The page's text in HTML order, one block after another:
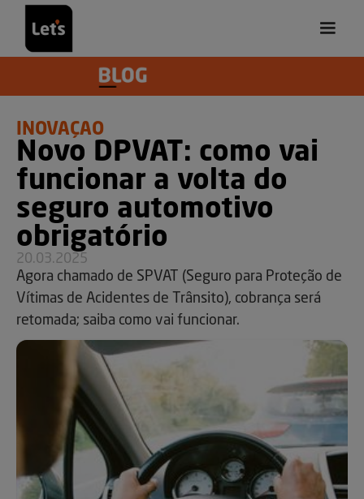
INOVAÇÃO
Novo DPVAT: como vai
funcionar a volta do
seguro automotivo
obrigatório
20.03.2025
Agora chamado de SPVAT (Seguro para Proteção de
Vítimas de Acidentes de Trânsito), cobrança será
retomada; saiba como vai funcionar.